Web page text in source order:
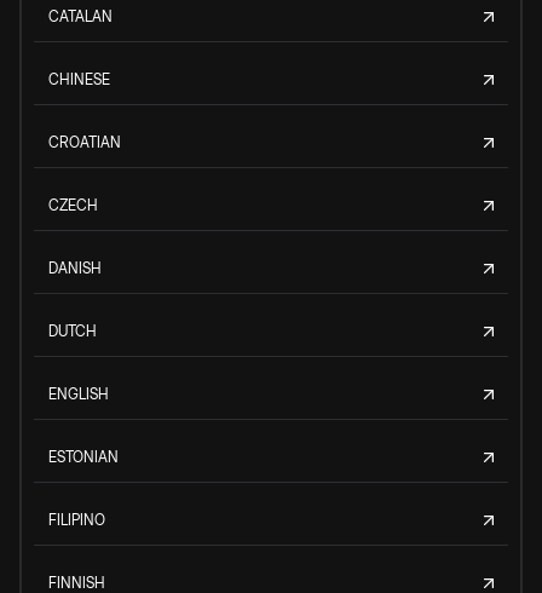
CATALAN
CHINESE
CROATIAN
CZECH
DANISH
DUTCH
ENGLISH
ESTONIAN
FILIPINO
FINNISH